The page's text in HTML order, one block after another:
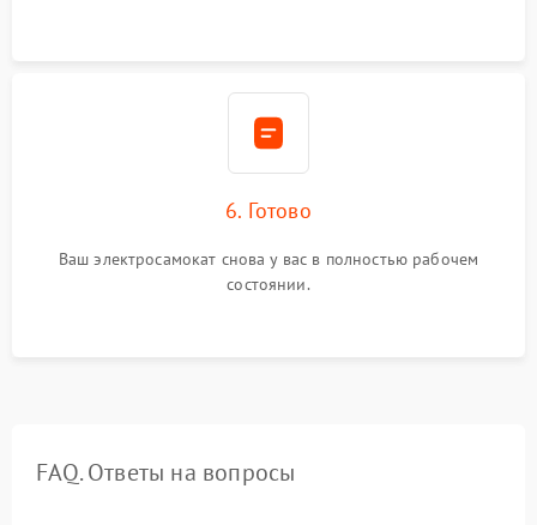
6. Готово
Ваш электросамокат снова у вас в полностью рабочем
состоянии.
FAQ. Ответы на вопросы